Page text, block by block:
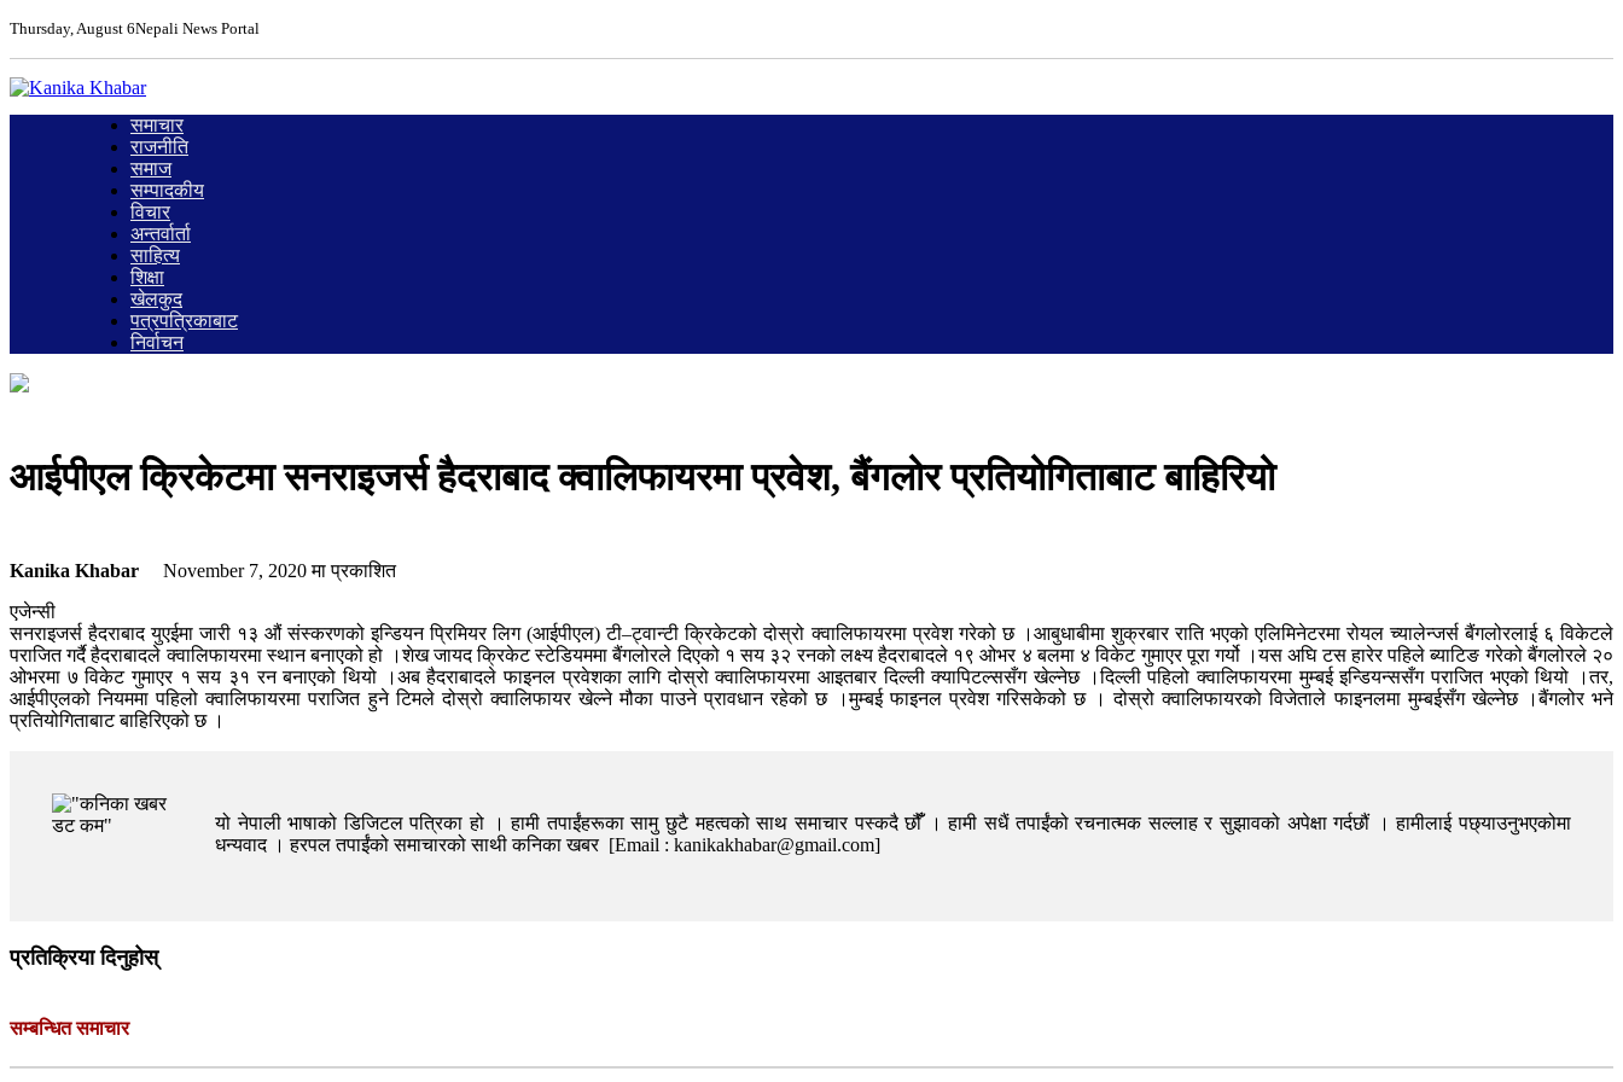
Thursday, August 6Nepali News Portal
समाचार
राजनीति
समाज
सम्पादकीय
विचार
अन्तर्वार्ता
साहित्य
शिक्षा
खेलकुद
पत्रपत्रिकाबाट
निर्वाचन
आईपीएल क्रिकेटमा सनराइजर्स हैदराबाद क्वालिफायरमा प्रवेश, बैंगलोर प्रतियोगिताबाट बाहिरियो
Kanika Khabar November 7, 2020मा प्रकाशित
एजेन्सी
सनराइजर्स हैदराबाद युएईमा जारी १३ औं संस्करणको इन्डियन प्रिमियर लिग (आईपीएल) टी–ट्वान्टी क्रिकेटको दोस्रो क्वालिफायरमा प्रवेश गरेको छ ।आबुधाबीमा शुक्रबार राति भएको एलिमिनेटरमा रोयल च्यालेन्जर्स बैंगलोरलाई ६ विकेटले
पराजित गर्दै हैदराबादले क्वालिफायरमा स्थान बनाएको हो ।शेख जायद क्रिकेट स्टेडियममा बैंगलोरले दिएको १ सय ३२ रनको लक्ष्य हैदराबादले १९ ओभर ४ बलमा ४ विकेट गुमाएर पूरा गर्यो ।यस अघि टस हारेर पहिले ब्याटिङ गरेको बैंगलोरले २०
ओभरमा ७ विकेट गुमाएर १ सय ३१ रन बनाएको थियो ।अब हैदराबादले फाइनल प्रवेशका लागि दोस्रो क्वालिफायरमा आइतबार दिल्ली क्यापिटल्ससँग खेल्नेछ ।दिल्ली पहिलो क्वालिफायरमा मुम्बई इन्डियन्ससँग पराजित भएको थियो ।तर,
आईपीएलको नियममा पहिलो क्वालिफायरमा पराजित हुने टिमले दोस्रो क्वालिफायर खेल्ने मौका पाउने प्रावधान रहेको छ ।मुम्बई फाइनल प्रवेश गरिसकेको छ । दोस्रो क्वालिफायरको विजेताले फाइनलमा मुम्बईसँग खेल्नेछ ।बैंगलोर भने
प्रतियोगिताबाट बाहिरिएको छ ।
यो नेपाली भाषाको डिजिटल पत्रिका हो । हामी तपाईंहरूका सामु छुटै महत्वको साथ समाचार पस्कदै छौँँ । हामी सधैं तपाईंको रचनात्मक सल्लाह र सुझावको अपेक्षा गर्दछौं । हामीलाई पछ्याउनुभएकोमा
धन्यवाद । हरपल तपाईंको समाचारको साथी कनिका खबर [Email : kanikakhabar@gmail.com]
प्रतिक्रिया दिनुहोस्
सम्बन्धित समाचार